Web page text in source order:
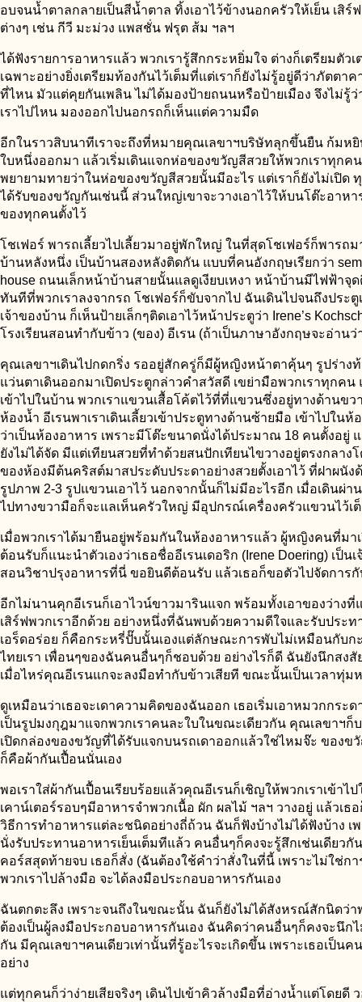
อบจนน้ำตาลกลายเป็นสีน้ำตาล ทิ้งเอาไว้ข้างนอกครัวให้เย็น เสิร์
ต่างๆ เช่น กีวี มะม่วง แพสชั่น ฟรุต ส้ม ฯลฯ
ได้ฟังรายการอาหารแล้ว พวกเรารู้สึกกระหยิ่มใจ ต่างก็เตรียมตัวเ
เฉพาะอย่างยิ่งเตรียมท้องกันไว้เต็มที่แต่เราก็ยังไม่รู้อยู่ดีว่าภัตตา
ที่ไหน มัวแต่คุยกันเพลิน ไม่ได้มองป้ายถนนหรือป้ายเมือง จึงไม่รู้ว่
เราไปไหน มองออกไปนอกรถก็เห็นแต่ความมืด
อีกในราวสิบนาทีเราจะถึงที่หมายคุณเลขาฯบริษัทลุกขึ้นยืน ก้มหยิ
ใบหนึ่งออกมา แล้วเริ่มเดินแจกห่อของขวัญสีสวยให้พวกเราทุกค
พยายามทายว่าในห่อของขวัญสีสวยนั้นมีอะไร แต่เราก็ยังไม่เปิด ทุ
ได้รับของขวัญกันเช่นนี้ ส่วนใหญ่เขาจะวางเอาไว้ให้บนโต๊ะอาห
ของทุกคนตั้งไว้
โชเฟอร์ พารถเลี้ยวไปเลี้ยวมาอยู่พักใหญ่ ในที่สุดโชเฟอร์ก็พารถ
บ้านหลังหนึ่ง เป็นบ้านสองหลังติดกัน แบบที่คนอังกฤษเรียกว่า
house ถนนเล็กหน้าบ้านสายนั้นแลดูเงียบเหงา หน้าบ้านมีไฟฟ้าจุ
ทันทีที่พวกเราลงจากรถ โชเฟอร์ก็ขับจากไป ฉันเดินไปจนถึงประตู
เจ้าของบ้าน ก็เห็นป้ายเล็กๆติดเอาไว้หน้าประตูว่า Irene’s
โรงเรียนสอนทำกับข้าว (ของ) อีเรน (ถ้าเป็นภาษาอังกฤษจะอ่านว่
คุณเลขาฯเดินไปกดกริ่ง รออยู่สักครู่ก็มีผู้หญิงหน้าตาคุ้นๆ รูปร่าง
แว่นตาเดินออกมาเปิดประตูกล่าวคำสวัสดี เขย่ามือพวกเราทุกคน
เข้าไปในบ้าน พวกเราแขวนเสื้อโค้ตไว้ที่ที่แขวนซึ่งอยู่ทางด้านขว
ห้องน้ำ อีเรนพาเราเดินเลี้ยวเข้าประตูทางด้านซ้ายมือ เข้าไปในห้
ว่าเป็นห้องอาหาร เพราะมีโต๊ะขนาดนั่งได้ประมาณ 18 คนตั้งอยู่
ยังไม่ได้จัด มีแต่เทียนสวยที่ทำด้วยสนปักเทียนไขวางอยู่ตรงกลาง
ของห้องมีต้นคริสต์มาสประดับประดาอย่างสวยตั้งเอาไว้ ที่ฝาผนัง
รูปภาพ 2-3 รูปแขวนเอาไว้ นอกจากนั้นก็ไม่มีอะไรอีก เมื่อเดินผ่า
ไปทางขวามือก็จะแลเห็นครัวใหญ่ มีอุปกรณ์เครื่องครัวแขวนไว้เ
เมื่อพวกเราได้มายืนอยู่พร้อมกันในห้องอาหารแล้ว ผู้หญิงคนที่มา
ต้อนรับก็แนะนำตัวเองว่าเธอชื่ออีเรนเดอริก (Irene Doering) เป็น
สอนวิชาปรุงอาหารที่นี่ ขอยินดีต้อนรับ แล้วเธอก็ขอตัวไปจัดการกั
อีกไม่นานคุกอีเรนก็เอาไวน์ขาวมารินแจก พร้อมทั้งเอาของว่างที่
เสิร์ฟพวกเราอีกด้วย อย่างหนึ่งที่ฉันพบด้วยความดีใจและรับประ
เอร็ดอร่อย ก็คือกระหรี่ปั๊บนั้นเองแต่ลักษณะการพับไม่เหมือนกับก
ไทยเรา เพื่อนๆของฉันคนอื่นๆก็ชอบด้วย อย่างไรก็ดี ฉันยังนึกสงสั
เมื่อไหร่คุณอีเรนแกจะลงมือทำกับข้าวเสียที ขณะนั้นเป็นเวลาทุ่ม
ดูเหมือนว่าเธอจะเดาความคิดของฉันออก เธอเริ่มเอาหมวกกระ
เป็นรูปมงกุฎมาแจกพวกเราคนละใบในขณะเดียวกัน คุณเลขาฯก็
เปิดกล่องของขวัญที่ได้รับแจกบนรถเดาออกแล้วใช่ไหมจ๊ะ ของข
ก็คือผ้ากันเปื้อนนั่นเอง
พอเราใส่ผ้ากันเปื้อนเรียบร้อยแล้วคุณอีเรนก็เชิญให้พวกเราเข้าไ
เคาน์เตอร์รอบๆมีอาหารจำพวกเนื้อ ผัก ผลไม้ ฯลฯ วางอยู่ แล้วเธ
วิธีการทำอาหารแต่ละชนิดอย่างถี่ถ้วน ฉันก็ฟังบ้างไม่ได้ฟังบ้าง เ
นั่งรับประทานอาหารเย็นเต็มทีแล้ว คนอื่นๆก็คงจะรู้สึกเช่นเดียวกั
คอร์สสุดท้ายจบ เธอก็สั่ง (ฉันต้องใช้คำว่าสั่งในที่นี้ เพราะไม่ใช่ก
พวกเราไปล้างมือ จะได้ลงมือประกอบอาหารกันเอง
ฉันตกตะลึง เพราะจนถึงในขณะนั้น ฉันก็ยังไม่ได้สังหรณ์สักนิดว่า
ต้องเป็นผู้ลงมือประกอบอาหารกันเอง ฉันคิดว่าคนอื่นๆก็คงจะนึก
กัน มีคุณเลขาฯคนเดียวเท่านั้นที่รู้อะไรจะเกิดขึ้น เพราะเธอเป็นค
อย่าง
แต่ทุกคนก็ว่าง่ายเสียจริงๆ เดินไปเข้าคิวล้างมือที่อ่างน้ำแต่โดยดี